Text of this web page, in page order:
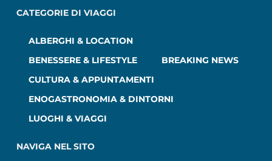
CATEGORIE DI VIAGGI
ALBERGHI & LOCATION
BENESSERE & LIFESTYLE
BREAKING NEWS
CULTURA & APPUNTAMENTI
ENOGASTRONOMIA & DINTORNI
LUOGHI & VIAGGI
NAVIGA NEL SITO